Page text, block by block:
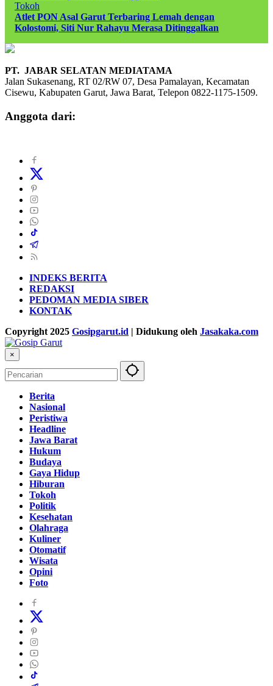
Tokoh
Atlet PON Asal Garut Terbaring Lemah dengan
Kolostomi, Siti Nur Rahayu Merasa Ditinggalkan
PT. JABAR SELATAN MEDIATAMA
Jalan Sukasenang, RT 02/RW 07, Desa Pamalayan, Kecamatan
Cisewu, Kabupaten Garut, Jawa Barat, Telepon 0822-1175-1509.
Anggota dari:
INDEKS BERITA
REDAKSI
PEDOMAN MEDIA SIBER
KONTAK
Copyright 2025 Gosipgarut.id | Didukung oleh Jasakaka.com
×
Berita
Nasional
Peristiwa
Headline
Jawa Barat
Hukum
Budaya
Gaya Hidup
Hiburan
Tokoh
Politik
Kesehatan
Olahraga
Kuliner
Otomatif
Wisata
Opini
Foto